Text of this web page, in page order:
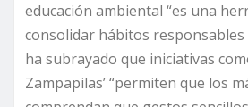
educación ambiental “es una
consolidar hábitos responsables
ha subrayado que iniciativas
Zampapilas’ “permiten que los